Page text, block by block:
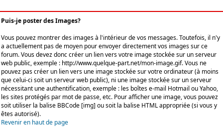
Puis-je poster des Images?
Vous pouvez montrer des images à l'intérieur de vos messages. Toutefois, il n'y
a actuellement pas de moyen pour envoyer directement vos images sur ce
forum. Vous devez donc créer un lien vers votre image stockée sur un serveur
web public, exemple : http://www.quelque-part.net/mon-image.gif. Vous ne
pouvez pas créer un lien vers une image stockée sur votre ordinateur (à moins
que celui-ci soit un serveur web public), ni une image stockée sur un serveur
nécessitant une authentification, exemple : les boîtes e-mail Hotmail ou Yahoo,
les sites protégés par mot de passe, etc. Pour afficher une image, vous pouvez
soit utiliser la balise BBCode [img] ou soit la balise HTML appropriée (si vous y
êtes autorisé).
Revenir en haut de page